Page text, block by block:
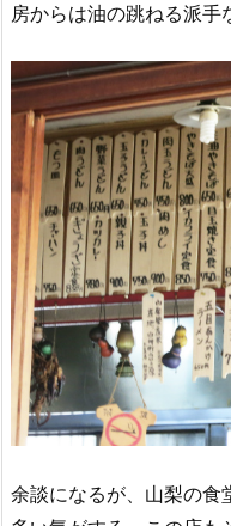
房からは油の跳ねる派手
余談になるが、山梨の食